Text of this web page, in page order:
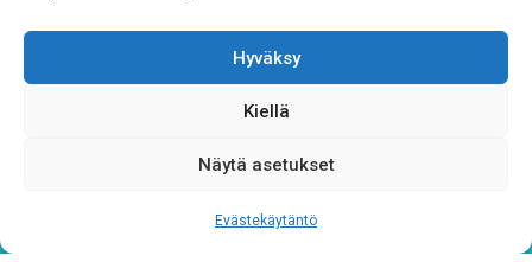
Hyväksy
Kiellä
Näytä asetukset
Evästekäytäntö